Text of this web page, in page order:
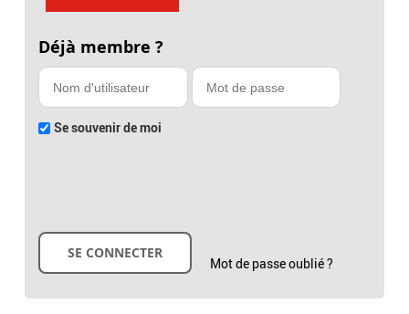
Déjà membre ?
Se souvenir de moi
Mot de passe oublié ?